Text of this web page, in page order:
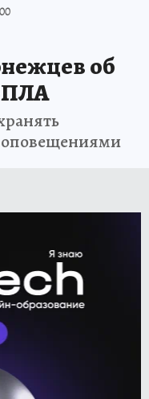
об
оповещениями